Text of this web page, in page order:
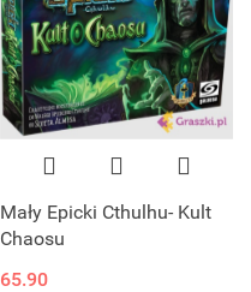
Mały Epicki Cthulhu- Kult
Chaosu
65.90